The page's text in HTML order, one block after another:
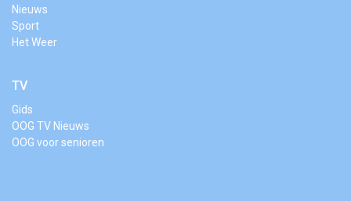
Nieuws
Sport
Het Weer
TV
Gids
OOG TV Nieuws
OOG voor senioren